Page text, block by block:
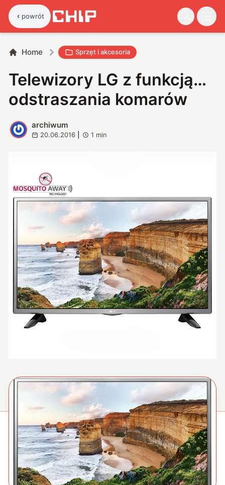
powrót
Home Sprzęt i akcesoria
Telewizory LG z funkcją…
odstraszania komarów
A
archiwum
20.06.2016 1 min